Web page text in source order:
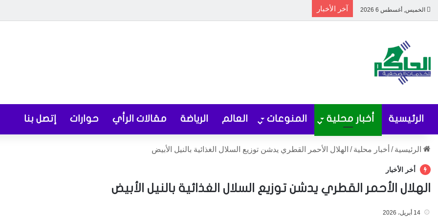
الخميس, أغسطس 6 2026 آخر الأخبار
الرئيسية أخبار محلية المنوعات العالم الرياضة مقالات الرأي حوارات إتصل بنا
الرئيسية / أخبار محلية / الهلال الأحمر القطري يدشن توزيع السلال الغذائية بالنيل الأبيض
أخر الأخبار
الهلال الأحمر القطري يدشن توزيع السلال الغذائية بالنيل الأبيض
14 أبريل، 2026